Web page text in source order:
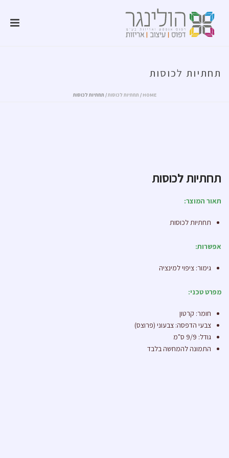
תחתיות לכוסות
HOME
/ תחתיות לכוסות/ תחתיות לכוסות
תחתיות לכוסות
תאור המוצר:
תחתיות לכוסות
אפשרות:
גימור: ציפוי למינציה
מפרט טכני:
חומר: קרטון
צבעי הדפסה: צבעוני (פרוצס)
גודל: 9/9 ס"מ
התמונה להמחשה בלבד